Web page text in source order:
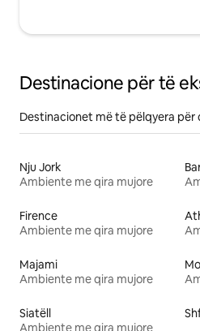
Destinacione për të
Destinacionet më të pëlqyera
Nju Jork
Ambiente me qira mujore
Firence
Ambiente me qira mujore
Majami
Ambiente me qira mujore
Siatëll
Ambiente me qira mujore